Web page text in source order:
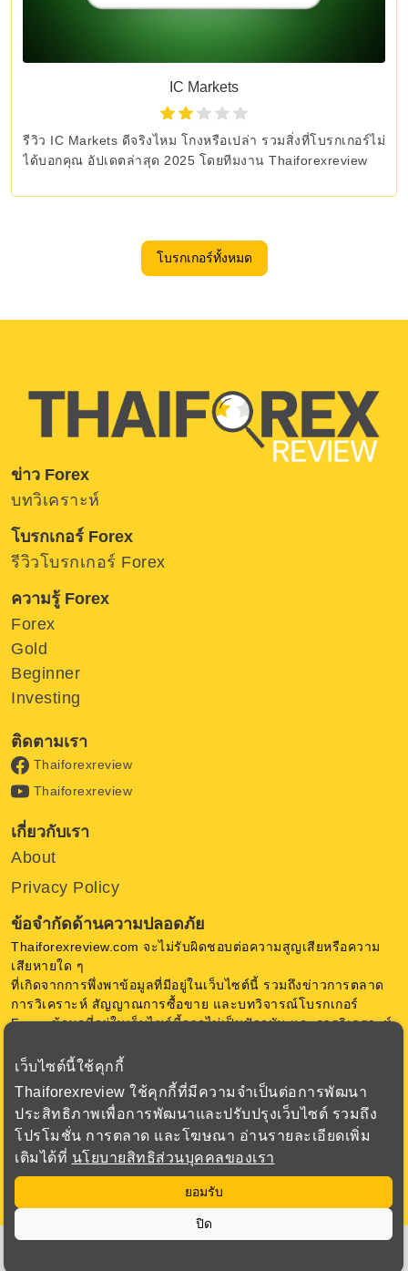
เว็บไซต์นี้ใช้คุกกี้
Thaiforexreview ใช้คุกกี้ที่มีความจำเป็นต่อการพัฒนา
ประสิทธิภาพเพื่อการพัฒนาและปรับปรุงเว็บไซต์ รวมถึง
โปรโมชั่น การตลาด และโฆษณา อ่านรายละเอียดเพิ่ม
เติมได้ที่ นโยบายสิทธิส่วนบุคคลของเรา
ยอมรับ
ปิด
IC Markets
รีวิว IC Markets ดีจริงไหม โกงหรือเปล่า รวมสิ่งที่โบรกเกอร์ไม่
ได้บอกคุณ อัปเดตล่าสุด 2025 โดยทีมงาน Thaiforexreview
โบรกเกอร์ทั้งหมด
ข่าว Forex
บทวิเคราะห์
โบรกเกอร์ Forex
รีวิวโบรกเกอร์ Forex
ความรู้ Forex
Forex
Gold
Beginner
Investing
ติดตามเรา
Thaiforexreview
Thaiforexreview
เกี่ยวกับเรา
About
Privacy Policy
ข้อจำกัดด้านความปลอดภัย
Thaiforexreview.com จะไม่รับผิดชอบต่อความสูญเสียหรือความ
เสียหายใด ๆ
ที่เกิดจากการพึ่งพาข้อมูลที่มีอยู่ในเว็บไซต์นี้ รวมถึงข่าวการตลาด
การวิเคราะห์ สัญญาณการซื้อขาย และบทวิจารณ์โบรกเกอร์
Forex ข้อมูลที่อยู่ในเว็บไซต์นี้อาจไม่เป็นปัจจุบัน และการวิเคราะห์
การซื้อขายสกุลเงินในตลาด Forex มีความเสี่ยงสูง ก่อนตัดสินใจ
ซื้อขาย Forex หรือใช้เครื่องมือทางการเงินอื่น ๆ ควรพิจารณา
วัตถุประสงค์การลงทุน ระดับประสบการณ์ และความเสี่ยงอย่าง
รอบคอบ เรามุ่งเน้นเพื่อเสนอข้อมูล ที่สำคัญเกี่ยวกับโบรกเกอร์
ทั้งหมดที่เราตรวจสอบเพื่อให้ได้ข้อมูลที่ถูกต้องที่สุด